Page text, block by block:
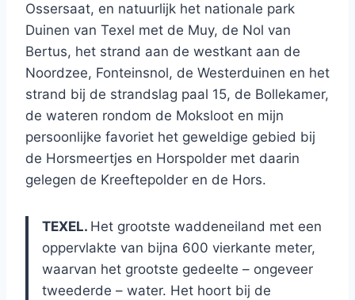
Ossersaat, en natuurlijk het nationale park
Duinen van Texel met de Muy, de Nol van
Bertus, het strand aan de westkant aan de
Noordzee, Fonteinsnol, de Westerduinen en het
strand bij de strandslag paal 15, de Bollekamer,
de wateren rondom de Moksloot en mijn
persoonlijke favoriet het geweldige gebied bij
de Horsmeertjes en Horspolder met daarin
gelegen de Kreeftepolder en de Hors.
TEXEL. Het grootste waddeneiland met een
oppervlakte van bijna 600 vierkante meter,
waarvan het grootste gedeelte – ongeveer
tweederde – water. Het hoort bij de